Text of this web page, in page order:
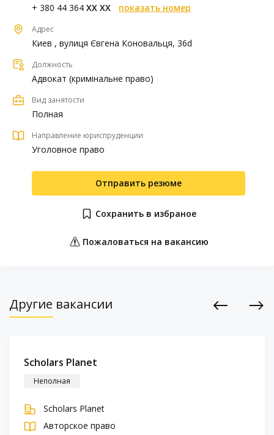
+ 380 44 364 XX XX показать номер
Адрес
Киев , вулиця Євгена Коновальця, 36d
Должность
Адвокат (кримінальне право)
Вид занятости
Полная
Направление юриспруденции
Уголовное право
Отправить резюме
Сохранить в избраное
Пожаловаться на вакансию
Другие вакансии
Scholars Planet
Неполная
Scholars Planet
Авторское право